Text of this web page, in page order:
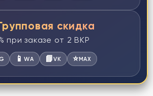
скидка
при заказе от 2 ВКР
📱WA 📘VK ⭐MAX